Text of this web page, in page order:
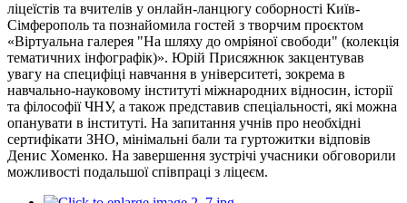
ліцеїстів та вчителів у онлайн-ланцюгу соборності Київ-
Сімферополь та познайомила гостей з творчим проєктом
«Віртуальна галерея "На шляху до омріяної свободи" (колекція
тематичних інфографік)». Юрій Присяжнюк закцентував
увагу на специфіці навчання в університеті, зокрема в
навчально-науковому інституті міжнародних відносин, історії
та філософії ЧНУ, а також представив спеціальності, які можна
опанувати в інституті. На запитання учнів про необхідні
сертифікати ЗНО, мінімальні бали та гуртожитки відповів
Денис Хоменко. На завершення зустрічі учасники обговорили
можливості подальшої співпраці з ліцеєм.